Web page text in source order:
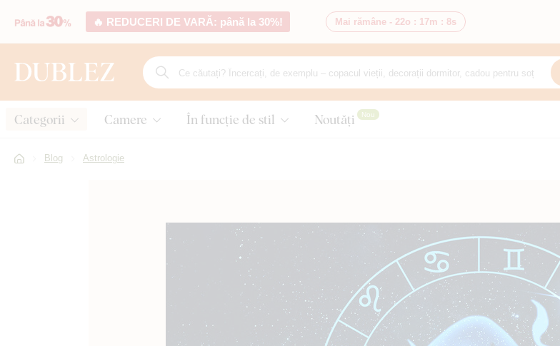
🔥 REDUCERI DE VARĂ: până la 30%! Mai rămâne - 22o : 17m : 7s
Categorii Camere În funcție de stil Noutăți Nou
Blog Astrologie